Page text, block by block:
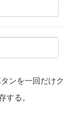
ンを一回だけク
する。